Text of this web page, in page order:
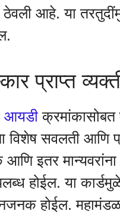
ठेवली आहे. या
प्राप्त
आयडी क्रमांकासोबत
विशेष सवलती आणि
आणि इतर
होईल. या
होईल.